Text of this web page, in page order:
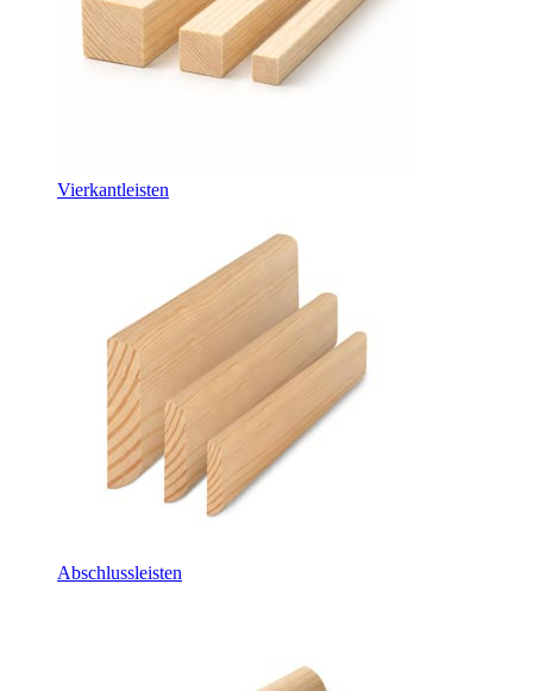
Vierkantleisten
Abschlussleisten